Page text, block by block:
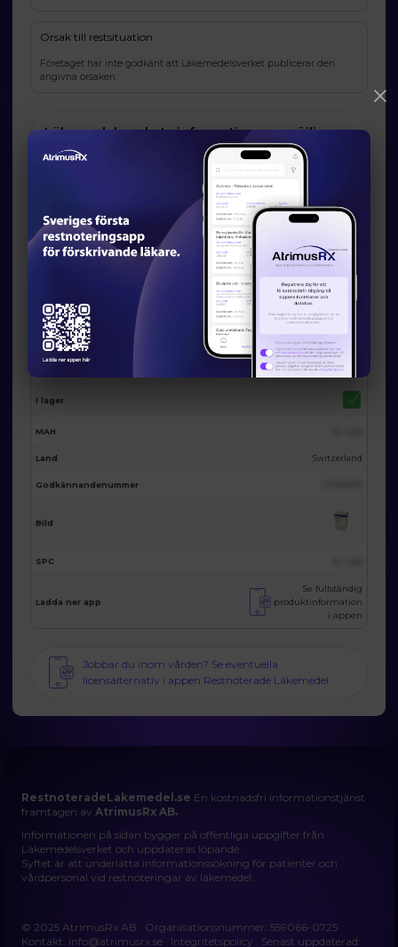
Orsak till restsituation
Företaget har inte godkänt att Läkemedelsverket publicerar den
angivna orsaken.
Läkemedelsverkets information om möjliga
alternativ
Eventuella licensalternativ från
AtrimusRx
Holoxan 500 mg pow for inj/inf
Förpackning
Substans Ifosfamide
L01AA06
I lager
MAH
Land Switzerland
Godkännandenummer
Bild
SPC
Ladda ner app
Se fullständig
produktinformation
i appen
Jobbar du inom vården? Se eventuella
licensalternativ i appen Restnoterade Läkemedel
RestnoteradeLakemedel.se En kostnadsfri informationstjänst
framtagen avAtrimusRx AB.
Informationen på sidan bygger på offentliga uppgifter från
Läkemedelsverket och uppdateras löpande.
Syftet är att underlätta informationssökning för patienter och
vårdpersonal vid restnoteringar av läkemedel.
© 2025 AtrimusRx AB · Organisationsnummer: 559066-0725
Kontakt: info@atrimusrx.se · Integritetspolicy · Senast uppdaterad: